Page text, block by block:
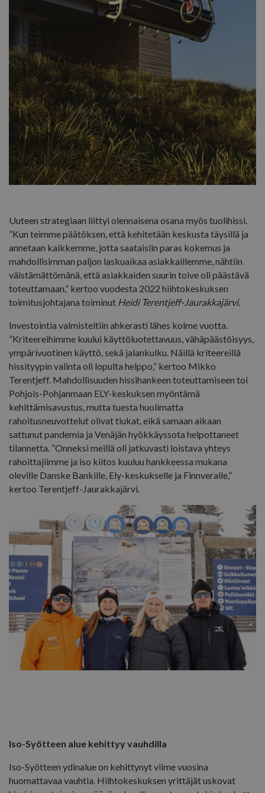
Uuteen strategiaan liittyi olennaisena osana myös tuolihissi.
”Kun teimme päätöksen, että kehitetään keskusta täysillä ja
annetaan kaikkemme, jotta saataisiin paras kokemus ja
mahdollisimman paljon laskuaikaa asiakkaillemme, nähtiin
väistämättömänä, että asiakkaiden suurin toive oli päästävä
toteuttamaan,” kertoo vuodesta 2022 hiihtokeskuksen
toimitusjohtajana toiminut Heidi Terentjeff-Jaurakkajärvi.
Investointia valmisteltiin ahkerasti lähes kolme vuotta.
”Kriteereihimme kuului käyttöluotettavuus, vähäpäästöisyys,
ympärivuotinen käyttö, sekä jalankulku. Näillä kriteereillä
hissityypin valinta oli lopulta helppo,” kertoo Mikko
Terentjeff. Mahdollisuuden hissihankeen toteuttamiseen toi
Pohjois-Pohjanmaan ELY-keskuksen myöntämä
kehittämisavustus, mutta tuesta huolimatta
rahoitusneuvottelut olivat tiukat, eikä samaan aikaan
sattunut pandemia ja Venäjän hyökkäyssota helpottaneet
tilannetta. ”Onneksi meillä oli jatkuvasti loistava yhteys
rahoittajiimme ja iso kiitos kuuluu hankkeessa mukana
oleville Danske Bankille, Ely-keskukselle ja Finnveralle,”
kertoo Terentjeff-Jaurakkajärvi.
Iso-Syötteen alue kehittyy vauhdilla
Iso-Syötteen ydinalue on kehittynyt viime vuosina
huomattavaa vauhtia. Hiihtokeskuksen yrittäjät uskovat